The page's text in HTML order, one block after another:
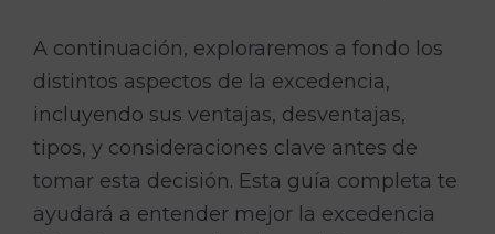
A continuación, exploraremos a fondo los
distintos aspectos de la excedencia,
incluyendo sus ventajas, desventajas,
tipos, y consideraciones clave antes de
tomar esta decisión. Esta guía completa te
ayudará a entender mejor la excedencia